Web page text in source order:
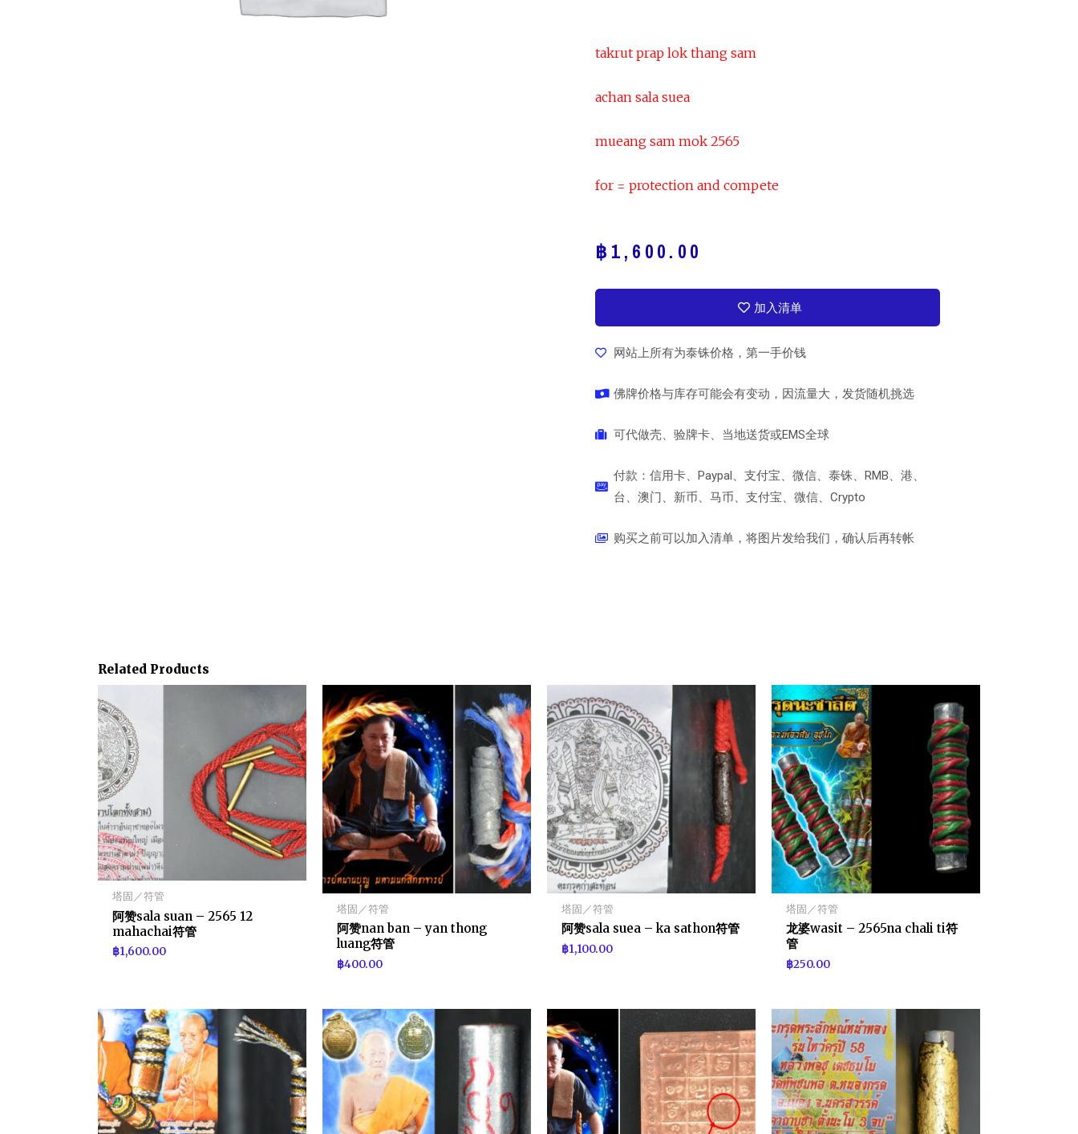
takrut prap lok thang sam
achan sala suea
mueang sam mok 2565
for = protection and compete
฿ 1,600.00
加入清单
网站上所有为泰铢价格，第一手价钱
佛牌价格与库存可能会有变动，因流量大，发货随机挑选
可代做壳、验牌卡、当地送货或EMS全球
付款：信用卡、Paypal、支付宝、微信、泰铢、RMB、港、
台、澳门、新币、马币、支付宝、微信、Crypto
购买之前可以加入清单，将图片发给我们，确认后再转帐
Related Products
塔固／符管
阿赞sala suan – 2565 12
mahachai符管
฿1,600.00
塔固／符管
阿赞nan ban – yan thong
luang符管
฿400.00
塔固／符管
阿赞sala suea – ka sathon符管
฿1,100.00
塔固／符管
龙婆wasit – 2565na chali ti符
管
฿250.00